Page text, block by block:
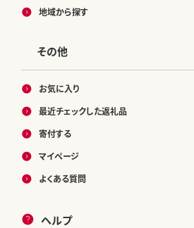
地域から探す
その他
お気に入り
最近チェックした返礼品
寄付する
マイページ
よくある質問
ヘルプ